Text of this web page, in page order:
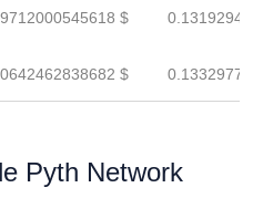
$
$
Pyth Network